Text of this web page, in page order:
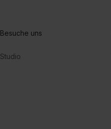
Besuche uns
Studio